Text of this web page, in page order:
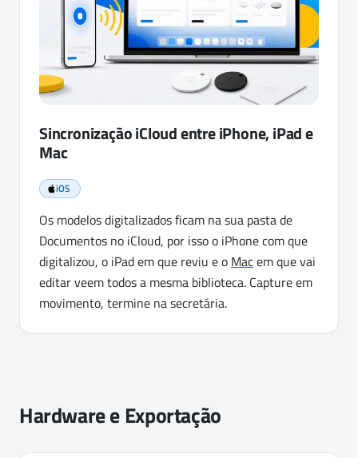
Sincronização iCloud entre iPhone, iPad e
Mac
iOS
Os modelos digitalizados ficam na sua pasta de
Documentos no iCloud, por isso o iPhone com que
digitalizou, o iPad em que reviu e o Macem que vai
editar veem todos a mesma biblioteca. Capture em
movimento, termine na secretária.
Hardware e Exportação